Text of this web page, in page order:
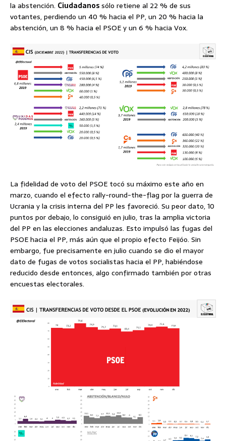
la abstención. Ciudadanossólo retiene al 22 % de sus
votantes, perdiendo un 40 % hacia el PP, un 20 % hacia la
abstención, un 8 % hacia el PSOE y un 6 % hacia Vox.
La fidelidad de voto del PSOE tocó su máximo este año en
marzo, cuando el efecto rally-round-the-flag por la guerra de
Ucrania y la crisis interna del PP les favoreció. Su peor dato, 10
puntos por debajo, lo consiguió en julio, tras la amplia victoria
del PP en las elecciones andaluzas. Esto impulsó las fugas del
PSOE hacia el PP, más aún que el propio efecto Feijóo. Sin
embargo, fue precisamente en julio cuando se dio el mayor
dato de fugas de votos socialistas hacia el PP, habiéndose
reducido desde entonces, algo confirmado también por otras
encuestas electorales.